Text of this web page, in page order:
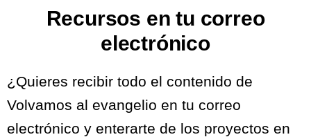
Recursos en tu correo
electrónico
¿Quieres recibir todo el contenido de
Volvamos al evangelio en tu correo
electrónico y enterarte de los proyectos en